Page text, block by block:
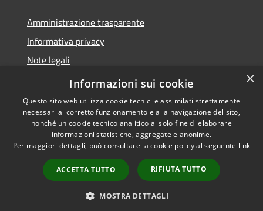
Amministrazione trasparente
Informativa privacy
Note legali
Dichiarazione di accessibilità
Accessibilità
Copyright © 2026 • Città di
Pomezia • Powered by
Municipium•
Accesso
redazione
×
Informazioni sui cookie
Questo sito web utilizza cookie tecnici e assimilati strettamente
necessari al corretto funzionamento e alla navigazione del sito,
nonché un cookie tecnico analitico al solo fine di elaborare
informazioni statistiche, aggregate e anonime.
Per maggiori dettagli, può consultare la cookie policy al seguente link
ACCETTA TUTTO RIFIUTA TUTTO
MOSTRA DETTAGLI